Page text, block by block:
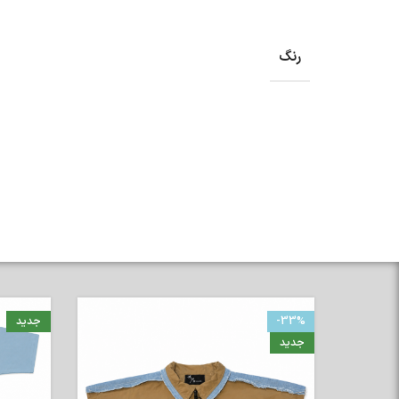
رنگ
-33%
جدید
جدید